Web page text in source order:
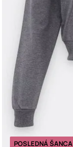
POSLEDNÁ ŠANCA